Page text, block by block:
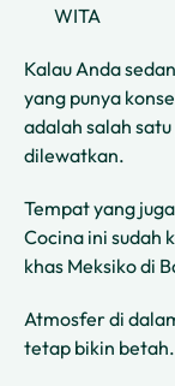
WITA
Kalau Anda
yang punya
adalah salah
dilewatkan.
Tempat yang
Cocina ini sudah
khas Meksiko di
Atmosfer di
tetap bikin betah.